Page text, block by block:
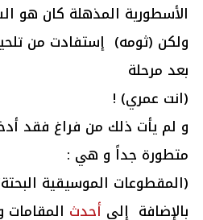
الأسطورية المذهلة كان هو
ولكن (ثومه) إستفادت من
بعد مرحلة
(انت عمري) !
و لم يأت ذلك من فراغ فقد
متطورة جداً و هي :
(المقطوعات الموسيقية
بالإضافة إلي أحدث المقامات